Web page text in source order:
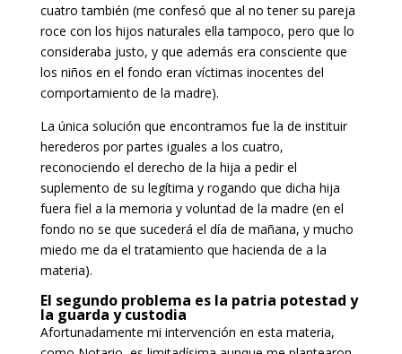
cuatro también (me confesó que al no tener su pareja
roce con los hijos naturales ella tampoco, pero que lo
consideraba justo, y que además era consciente que
los niños en el fondo eran víctimas inocentes del
comportamiento de la madre).
La única solución que encontramos fue la de instituir
herederos por partes iguales a los cuatro,
reconociendo el derecho de la hija a pedir el
suplemento de su legítima y rogando que dicha hija
fuera fiel a la memoria y voluntad de la madre (en el
fondo no se que sucederá el día de mañana, y mucho
miedo me da el tratamiento que hacienda de a la
materia).
El segundo problema es la patria potestad y
la guarda y custodia
Afortunadamente mi intervención en esta materia,